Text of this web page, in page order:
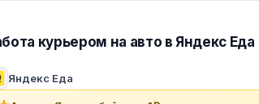
курьером на авто в Яндекс Еда
Яндекс Еда